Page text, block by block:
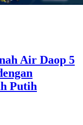
Air Daop 5
Putih